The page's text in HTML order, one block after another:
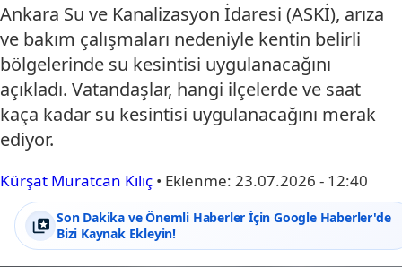
Ankara Su ve Kanalizasyon İdaresi (ASKİ), arıza
ve bakım çalışmaları nedeniyle kentin belirli
bölgelerinde su kesintisi uygulanacağını
açıkladı. Vatandaşlar, hangi ilçelerde ve saat
kaça kadar su kesintisi uygulanacağını merak
ediyor.
Kürşat Muratcan Kılıç • Eklenme: 23.07.2026 - 12:40
Son Dakika ve Önemli Haberler İçin Google Haberler'de
Bizi Kaynak Ekleyin!